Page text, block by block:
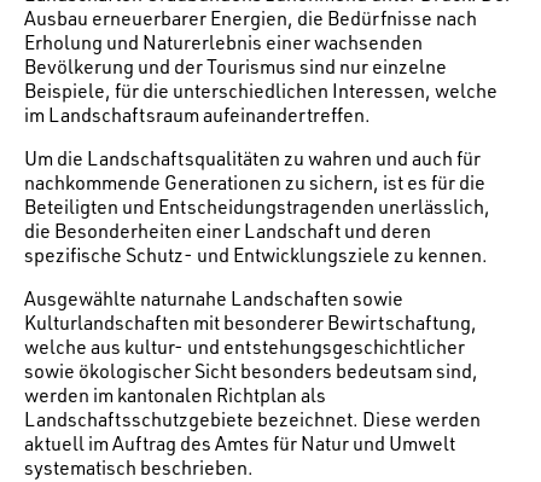
Ausbau erneuerbarer Energien, die Bedürfnisse nach
Erholung und Naturerlebnis einer wachsenden
Bevölkerung und der Tourismus sind nur einzelne
Beispiele, für die unterschiedlichen Interessen, welche
im Landschaftsraum aufeinandertreffen.
Um die Landschaftsqualitäten zu wahren und auch für
nachkommende Generationen zu sichern, ist es für die
Beteiligten und Entscheidungstragenden unerlässlich,
die Besonderheiten einer Landschaft und deren
spezifische Schutz- und Entwicklungsziele zu kennen.
Ausgewählte naturnahe Landschaften sowie
Kulturlandschaften mit besonderer Bewirtschaftung,
welche aus kultur- und entstehungsgeschichtlicher
sowie ökologischer Sicht besonders bedeutsam sind,
werden im kantonalen Richtplan als
Landschaftsschutzgebiete bezeichnet. Diese werden
aktuell im Auftrag des Amtes für Natur und Umwelt
systematisch beschrieben.